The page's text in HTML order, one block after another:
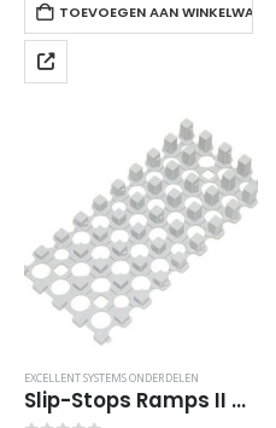
TOEVOEGEN AAN WINKELWAGEN
EXCELLENT SYSTEMS ONDERDELEN
Slip-Stops Ramps II grijs